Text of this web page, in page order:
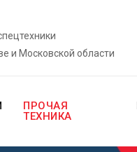
и Московской области
ПРОЧАЯ
ТЕХНИКА